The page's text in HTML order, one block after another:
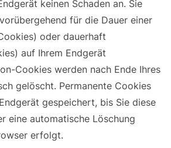
keinen Schaden an. Sie
für die Dauer einer
oder dauerhaft
auf Ihrem Endgerät
Cookies werden nach Ende Ihres
gelöscht. Permanente Cookies
gespeichert, bis Sie diese
eine automatische Löschung
erfolgt.